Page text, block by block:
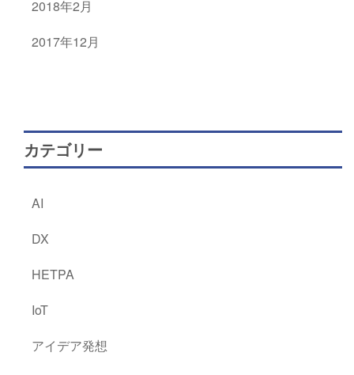
2018年2月
2017年12月
カテゴリー
AI
DX
HETPA
IoT
アイデア発想